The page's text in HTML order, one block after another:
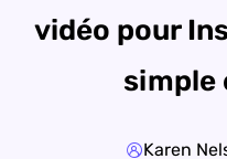
vidéo pour
simple
Karen